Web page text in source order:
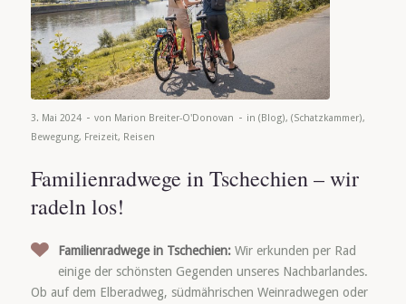
3. Mai 2024 - von Marion Breiter-O'Donovan - in (Blog), (Schatzkammer),
Bewegung, Freizeit, Reisen
Familienradwege in Tschechien – wir
radeln los!
Familienradwege in Tschechien:Wir erkunden per Rad
einige der schönsten Gegenden unseres Nachbarlandes.
Ob auf dem Elberadweg, südmährischen Weinradwegen oder